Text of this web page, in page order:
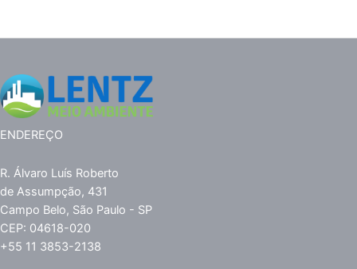
ENDEREÇO
R. Álvaro Luís Roberto
de Assumpção, 431
Campo Belo, São Paulo - SP
CEP: 04618-020
+55 11 3853-2138